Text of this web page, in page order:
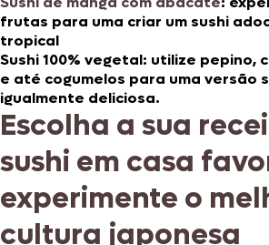
frutas para uma criar um sushi
tropical
Sushi 100% vegetal: utilize pepino,
e até cogumelos para uma versão
igualmente deliciosa.
Escolha a sua
sushi em casa
experimente o
cultura japonesa